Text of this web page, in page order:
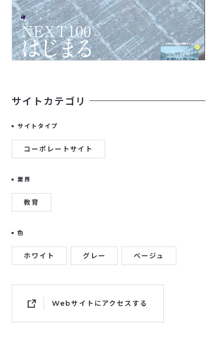
サイトカテゴリ
サイトタイプ
コーポレートサイト
業界
教育
色
ホワイト グレー ベージュ
Webサイトにアクセスする